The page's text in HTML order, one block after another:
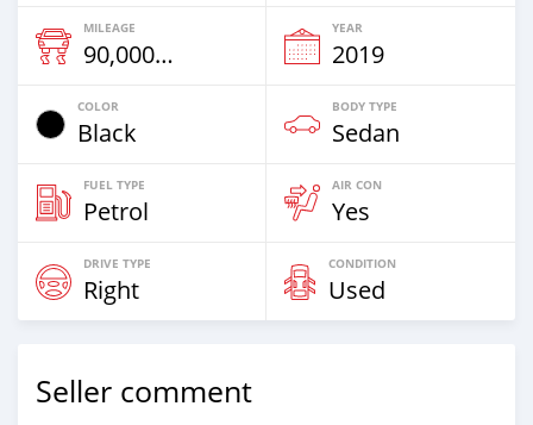
MILEAGE
90,000 Km
YEAR
2019
COLOR
Black
BODY TYPE
Sedan
FUEL TYPE
Petrol
AIR CON
Yes
DRIVE TYPE
Right
CONDITION
Used
Seller comment